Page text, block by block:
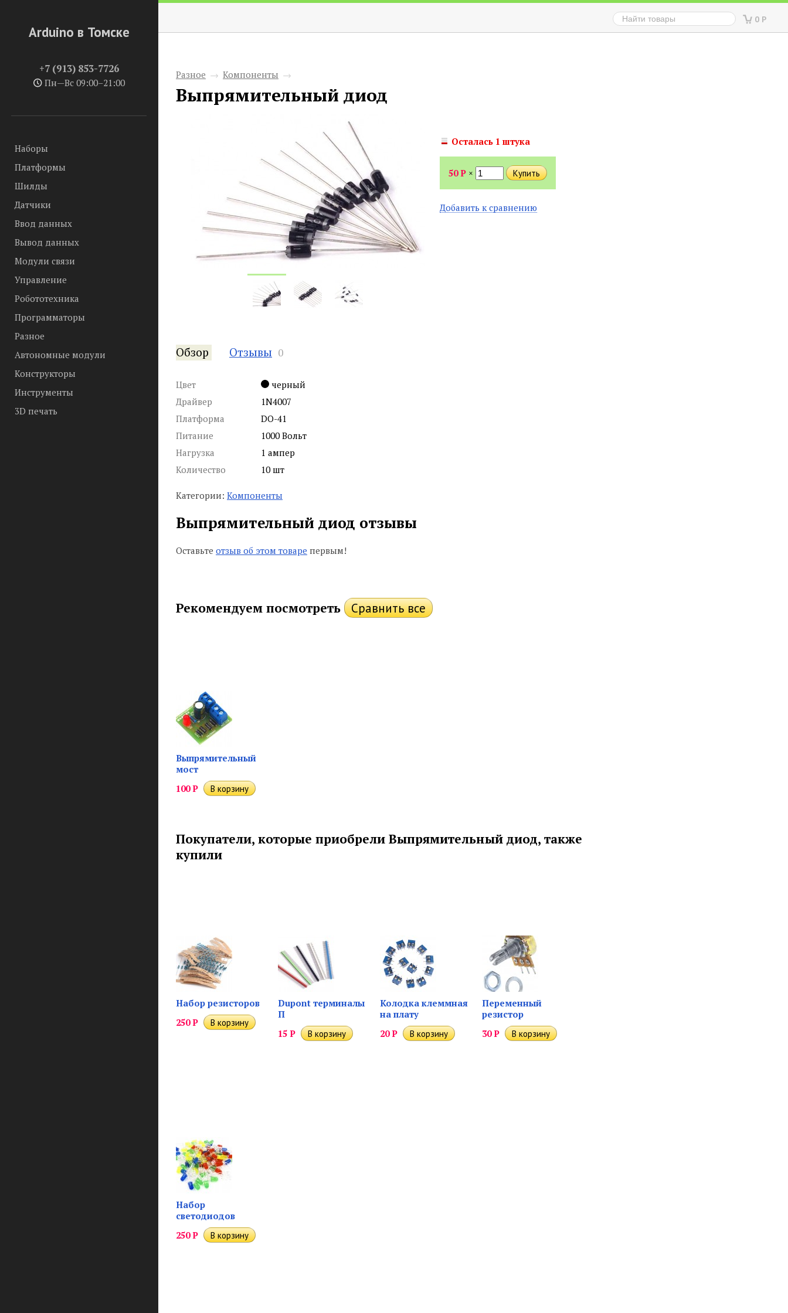
Arduino в Томске
+7 (913) 853-7726
Пн—Вс 09:00–21:00
Наборы
Платформы
Шилды
Датчики
Ввод данных
Вывод данных
Модули связи
Управление
Робототехника
Программаторы
Разное
Автономные модули
Конструкторы
Инструменты
3D печать
0 Р
Разное → Компоненты →
Выпрямительный диод
Осталась 1 штука
50Р ×
Добавить к сравнению
Обзор Отзывы 0
Цвет
черный
Драйвер
1N4007
Платформа
DO-41
Питание
1000 Вольт
Нагрузка
1 ампер
Количество
10 шт
Категории: Компоненты
Выпрямительный диод отзывы
Оставьте отзыв об этом товаре первым!
Рекомендуем посмотреть
Выпрямительный
мост
100Р
Покупатели, которые приобрели Выпрямительный диод, также
купили
Набор резисторов
250Р
Dupont терминалы
П
15 Р
Колодка клеммная
на плату
20Р
Переменный
резистор
30Р
Набор
светодиодов
250Р